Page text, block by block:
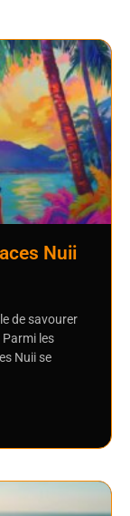
Nuii
de savourer
les
Nuii se